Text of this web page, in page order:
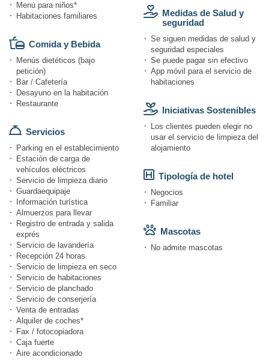
Menú para niños*
Habitaciones familiares
Comida y Bebida
Menús dietéticos (bajo
petición)
Bar / Cafetería
Desayuno en la habitación
Restaurante
Servicios
Parking en el establecimiento
Estación de carga de
vehículos eléctricos
Servicio de limpieza diario
Guardaequipaje
Información turística
Almuerzos para llevar
Registro de entrada y salida
exprés
Servicio de lavandería
Recepción 24 horas
Servicio de limpieza en seco
Servicio de habitaciones
Servicio de planchado
Servicio de conserjería
Venta de entradas
Alquiler de coches*
Fax / fotocopiadora
Caja fuerte
Aire acondicionado
Medidas de Salud y
seguridad
Se siguen medidas de salud y
seguridad especiales
Se puede pagar sin efectivo
App móvil para el servicio de
habitaciones
Iniciativas Sostenibles
Los clientes pueden elegir no
usar el servicio de limpieza del
alojamiento
Tipología de hotel
Negocios
Familiar
Mascotas
No admite mascotas